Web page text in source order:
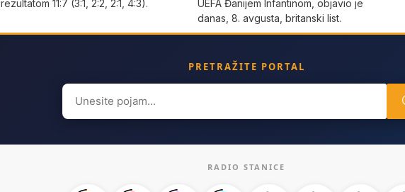
rezultatom 11:7 (3:1, 2:2, 2:1, 4:3).
UEFA Đanijem Infantinom, objavio je
danas, 8. avgusta, britanski list.
PRETRAŽITE PORTAL
Search
for:
RADIO STANICE